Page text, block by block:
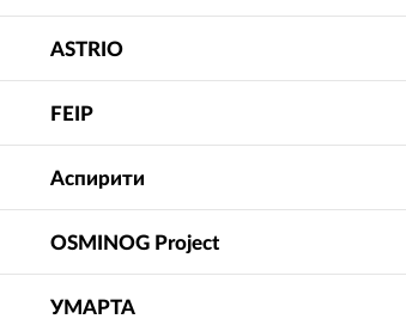
ASTRIO
FEIP
Аспирити
OSMINOG Project
УМАРТА